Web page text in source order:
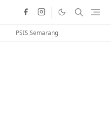
PSIS Semarang